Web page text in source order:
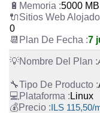
5000 MB
0
7
Linux
ILS 115,50/